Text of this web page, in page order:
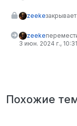
zeekе
zeekе
3 июн. 2024 г., 10:31
Похожие